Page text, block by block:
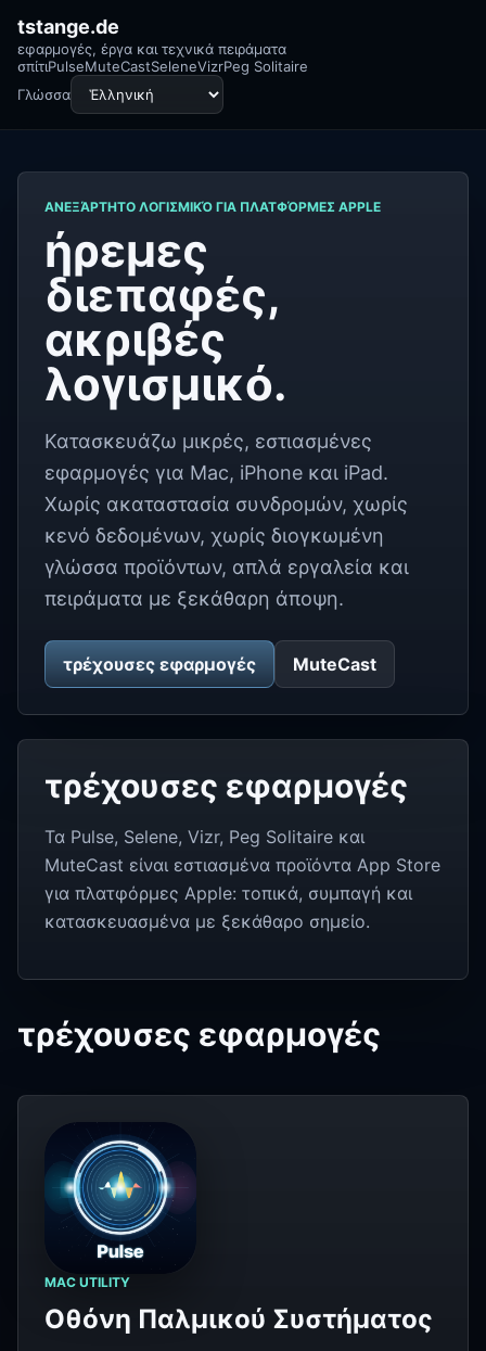
tstange.de
εφαρμογές, έργα και τεχνικά πειράματα
σπίτιPulseMuteCastSeleneVizrPeg Solitaire
Γλώσσα
ΑΝΕΞΆΡΤΗΤΟ ΛΟΓΙΣΜΙΚΌ ΓΙΑ ΠΛΑΤΦΌΡΜΕΣ APPLE
ήρεμες
διεπαφές,
ακριβές
λογισμικό.
Κατασκευάζω μικρές, εστιασμένες
εφαρμογές για Mac, iPhone και iPad.
Χωρίς ακαταστασία συνδρομών, χωρίς
κενό δεδομένων, χωρίς διογκωμένη
γλώσσα προϊόντων, απλά εργαλεία και
πειράματα με ξεκάθαρη άποψη.
τρέχουσες εφαρμογές MuteCast
τρέχουσες εφαρμογές
Τα Pulse, Selene, Vizr, Peg Solitaire και
MuteCast είναι εστιασμένα προϊόντα App Store
για πλατφόρμες Apple: τοπικά, συμπαγή και
κατασκευασμένα με ξεκάθαρο σημείο.
τρέχουσες εφαρμογές
MAC UTILITY
Οθόνη Παλμικού Συστήματος